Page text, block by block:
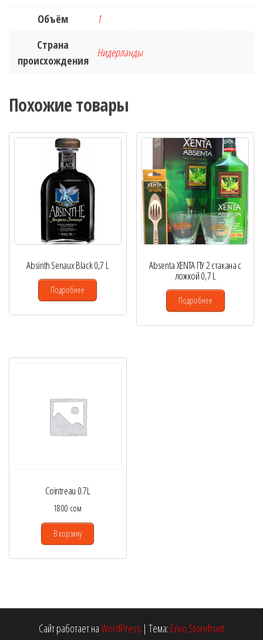
Объём
1
Страна
происхождения
Нидерланды
Похожие товары
Absinth Senaux Black 0,7 L
Подробнее
Absenta XENTA ПУ 2 стакана с
ложкой 0,7 L
Подробнее
Cointreau 0.7L
1800 сом
В корзину
Сайт работает наWordPress | Тема: Envo Storefront